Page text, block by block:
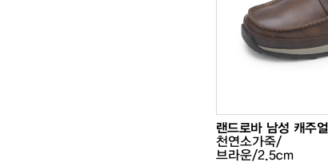
랜드로바 남성 캐주얼
천연소가죽/
브라운/2.5cm